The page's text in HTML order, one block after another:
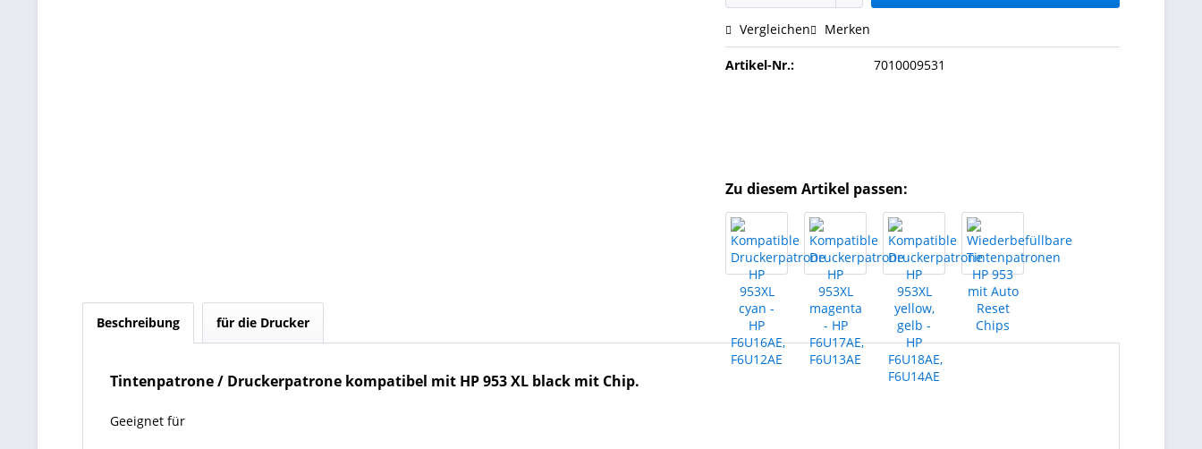
Vergleichen Merken
Artikel-Nr.: 7010009531
Zu diesem Artikel passen:
Beschreibung für die Drucker
Tintenpatrone / Druckerpatrone kompatibel mit HP 953XL black mit Chip.
Geeignet für